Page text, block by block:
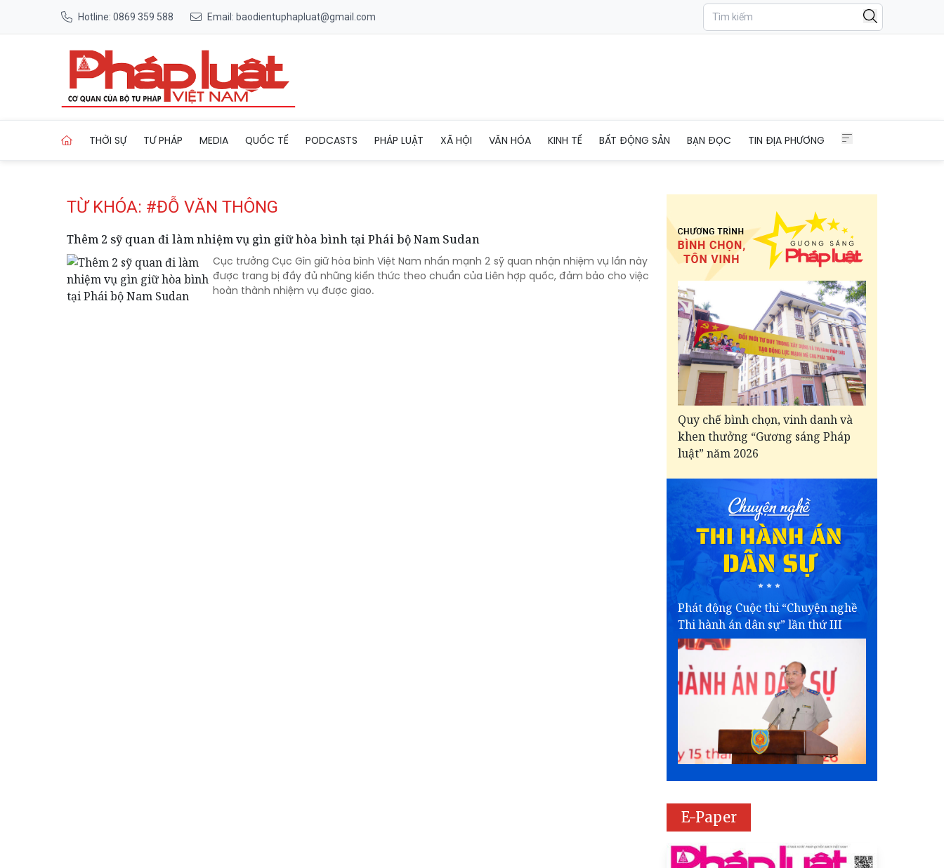
Hotline: 0869 359 588 Email: baodientuphapluat@gmail.com
THỜI SỰ TƯ PHÁP MEDIA QUỐC TẾ PODCASTS PHÁP LUẬT XÃ HỘI VĂN HÓA KINH TẾ BẤT ĐỘNG SẢN BẠN ĐỌC TIN ĐỊA PHƯƠNG
TỪ KHÓA: #ĐỖ VĂN THÔNG
Thêm 2 sỹ quan đi làm nhiệm vụ gìn giữ hòa bình tại Phái bộ Nam Sudan
Cục trưởng Cục Gìn giữ hòa bình Việt Nam nhấn mạnh 2 sỹ quan nhận nhiệm vụ lần này
được trang bị đầy đủ những kiến thức theo chuẩn của Liên hợp quốc, đảm bảo cho việc
hoàn thành nhiệm vụ được giao.
Quy chế bình chọn, vinh danh và
khen thưởng “Gương sáng Pháp
luật” năm 2026
Phát động Cuộc thi “Chuyện nghề
Thi hành án dân sự” lần thứ III
E-Paper